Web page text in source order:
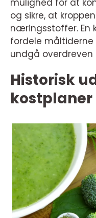
mulighed for at
og sikre, at
næringsstoffer. En
fordele
undgå overdreven
Historisk